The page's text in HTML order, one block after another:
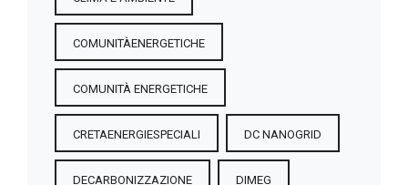
COMUNITÀENERGETICHE
COMUNITÀ ENERGETICHE
CRETAENERGIESPECIALI DC NANOGRID
DECARBONIZZAZIONE DIMEG